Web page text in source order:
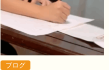
ブログ